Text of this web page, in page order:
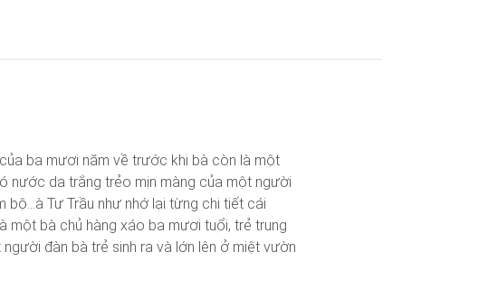
ba mươi năm về trước khi bà còn là một
nước da trắng trẻo mịn màng của một người
bộ…à Tư Trầu như nhớ lại từng chi tiết cái
một bà chủ hàng xáo ba mươi tuổi, trẻ trung
đàn bà trẻ sinh ra và lớn lên ở miệt vườn